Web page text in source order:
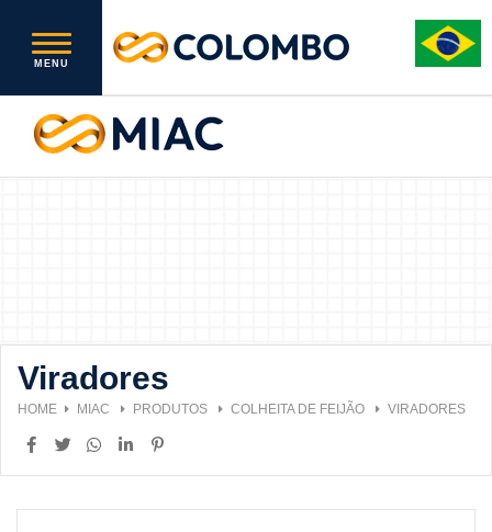
Viradores
HOME MIAC PRODUTOS COLHEITA DE FEIJÃO VIRADORES